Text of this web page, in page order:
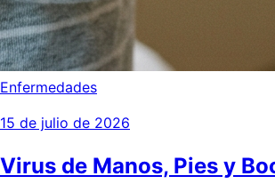
Enfermedades
15 de julio de 2026
Virus de Manos, Pies y